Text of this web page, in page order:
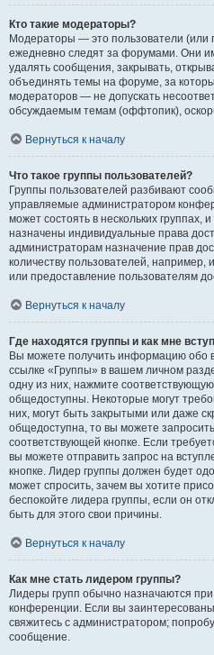
Кто такие модераторы?
Модераторы — это пользователи (или
ежедневно следят за форумами. Они
удалять сообщения, закрывать,
объединять темы на форуме, за
модераторов — не допускать
обсуждаемым темам (оффтопик),
Вернуться к началу
Что такое группы пользователей?
Группы пользователей разбивают
управляемые администратором
может состоять в нескольких группах,
назначены индивидуальные права
администраторам назначение прав
количеству пользователей, например,
или предоставление пользователям
Вернуться к началу
Где находятся группы и как мне
Вы можете получить информацию обо
ссылке «Группы» в вашем личном
одну из них, нажмите
общедоступны. Некоторые могут
них, могут быть закрытыми или даже
общедоступна, то вы можете
соответствующей кнопке. Если
вы можете отправить запрос на
кнопке. Лидер группы должен будет
может спросить, зачем вы хотите
беспокойте лидера группы, если он
быть для этого свои причины.
Вернуться к началу
Как мне стать лидером группы?
Лидеры групп обычно назначаются
конференции. Если вы
свяжитесь с администратором;
сообщение.